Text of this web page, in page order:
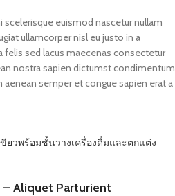
scelerisque euismod nascetur nullam
ullamcorper nisl eu justo in a
felis sed lacus maecenas consectetur
nostra sapien dictumst condimentum
semper et congue sapien erat a
– Aliquet Parturient